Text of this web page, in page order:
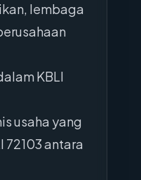
lembaga
KBLI
usaha yang
72103 antara